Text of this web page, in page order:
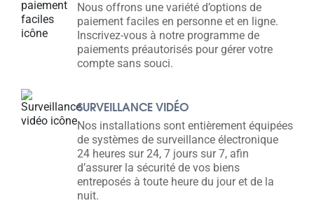
Nous offrons une variété d’options de
paiement faciles en personne et en ligne.
Inscrivez-vous à notre programme de
paiements préautorisés pour gérer votre
compte sans souci.
SURVEILLANCE VIDÉO
Nos installations sont entièrement équipées
de systèmes de surveillance électronique
24 heures sur 24, 7 jours sur 7, afin
d’assurer la sécurité de vos biens
entreposés à toute heure du jour et de la
nuit.